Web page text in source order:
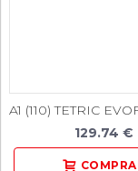
129.74 €